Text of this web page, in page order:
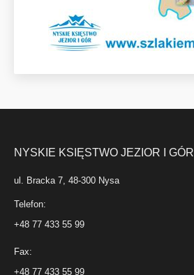
NYSKIE KSIĘSTWO JEZIOR I GÓR
ul. Bracka 7, 48-300 Nysa
Telefon:
+48 77 433 55 99
Fax:
+48 77 433 55 99